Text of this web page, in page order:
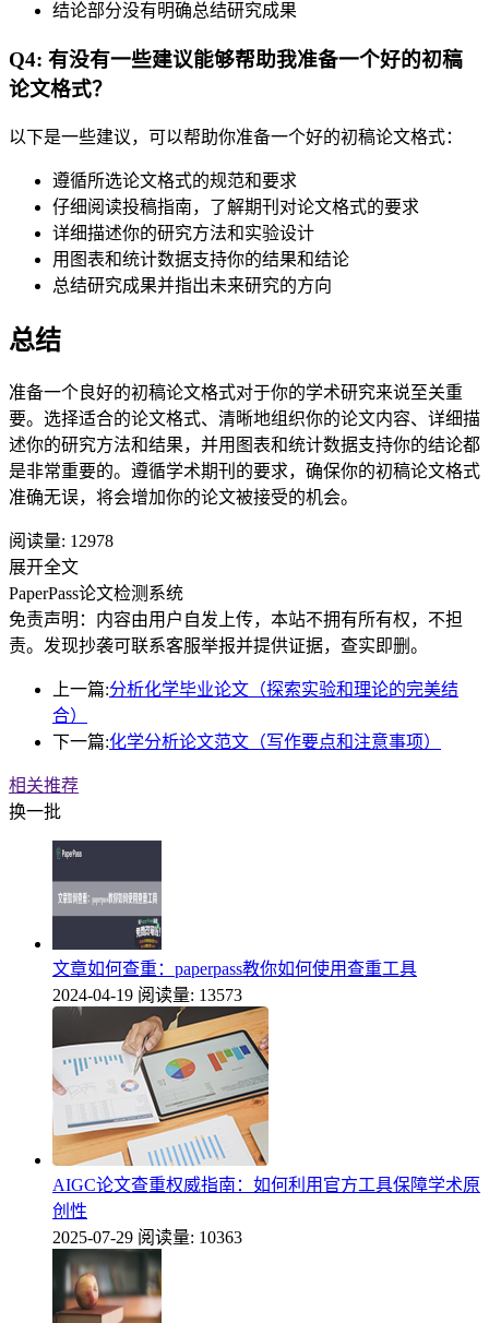
结论部分没有明确总结研究成果
Q4: 有没有一些建议能够帮助我准备一个好的初稿
论文格式？
以下是一些建议，可以帮助你准备一个好的初稿论文格式：
遵循所选论文格式的规范和要求
仔细阅读投稿指南，了解期刊对论文格式的要求
详细描述你的研究方法和实验设计
用图表和统计数据支持你的结果和结论
总结研究成果并指出未来研究的方向
总结
准备一个良好的初稿论文格式对于你的学术研究来说至关重
要。选择适合的论文格式、清晰地组织你的论文内容、详细描
述你的研究方法和结果，并用图表和统计数据支持你的结论都
是非常重要的。遵循学术期刊的要求，确保你的初稿论文格式
准确无误，将会增加你的论文被接受的机会。
阅读量: 12978
展开全文
PaperPass论文检测系统
免责声明：内容由用户自发上传，本站不拥有所有权，不担
责。发现抄袭可联系客服举报并提供证据，查实即删。
上一篇:分析化学毕业论文（探索实验和理论的完美结
合）
下一篇:化学分析论文范文（写作要点和注意事项）
相关推荐
换一批
文章如何查重：paperpass教你如何使用查重工具
2024-04-19 阅读量: 13573
AIGC论文查重权威指南：如何利用官方工具保障学术原
创性
2025-07-29 阅读量: 10363